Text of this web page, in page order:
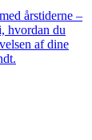
årstiderne –
hvordan du
af dine